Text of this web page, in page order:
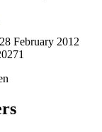
February 2012